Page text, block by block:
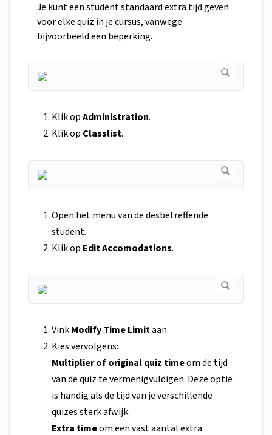
Je kunt een student standaard extra tijd geven
voor elke quiz in je cursus, vanwege
bijvoorbeeld een beperking.
Klik opAdministration.
Klik op Classlist.
Open het menu van de desbetreffende
student.
Klik op Edit Accomodations.
VinkModify Time Limitaan.
Kies vervolgens:
Multiplier of original quiz timeom de tijd
van de quiz te vermenigvuldigen. Deze optie
is handig als de tijd van je verschillende
quizes sterk afwijk.
Extra timeom een vast aantal extra